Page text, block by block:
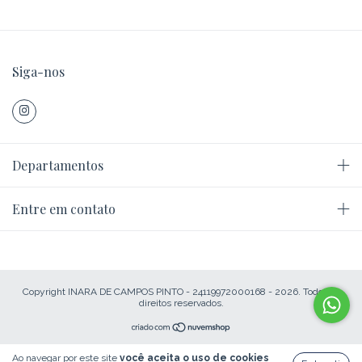
Ao navegar por este site você aceita o uso de cookies
Siga-nos
Departamentos
Entre em contato
Copyright INARA DE CAMPOS PINTO - 24119972000168 - 2026. Todos os
direitos reservados.